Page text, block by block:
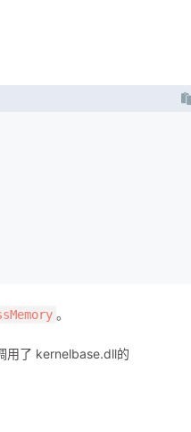
。
用了 kernelbase.dll的